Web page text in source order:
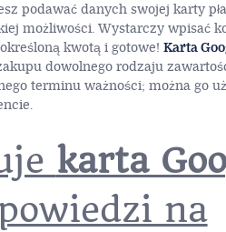
podawać danych swojej karty
możliwości. Wystarczy wpisać
kwotą i gotowe! Karta
dowolnego rodzaju
terminu ważności; można go
karta
na